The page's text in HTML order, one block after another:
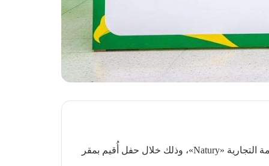
دشّن نادي الخليج، مساء اليوم الثلاثاء، شراكته الاستراتيجية مع مصنع ألين لصناعة منتجات العناية الشخصية، المالك للعلامة التجارية «Natury»، وذلك خلال حفل أُقيم بمقر